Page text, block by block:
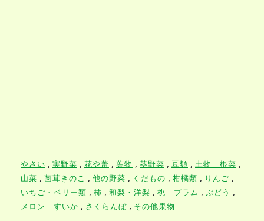
やさい , 実野菜 , 花や蕾 , 葉物 , 茎野菜 , 豆類 , 土物 根菜 ,
山菜 , 菌茸きのこ , 他の野菜 , くだもの , 柑橘類 , りんご ,
いちご・ベリー類 , 柿 , 和梨・洋梨 , 桃 プラム , ぶどう ,
メロン すいか , さくらんぼ , その他果物